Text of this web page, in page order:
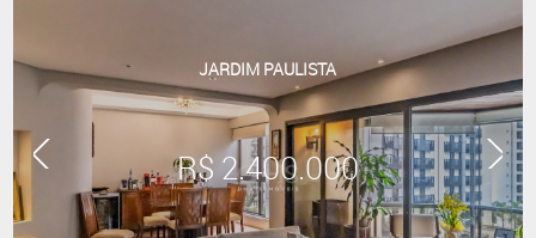
JARDIM PAULISTA
R$ 2.400.000